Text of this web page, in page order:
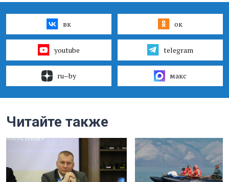
вк ок
youtube telegram
ru–by макс
Читайте также